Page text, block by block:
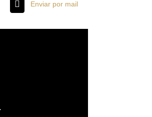
Enviar por mail